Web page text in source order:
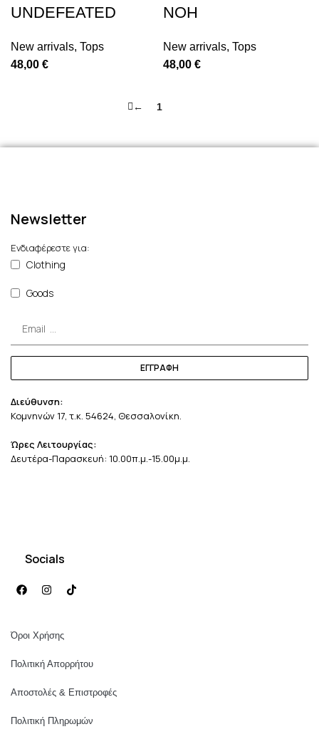
UNDEFEATED
New arrivals, Tops
48,00 €
NOH
New arrivals, Tops
48,00 €
← 1
Newsletter
Ενδιαφέρεστε για:
Clothing
Goods
ΕΓΓΡΑΦΗ
Διεύθυνση:
Κομνηνών 17, τ.κ. 54624, Θεσσαλονίκη.
Ώρες Λειτουργίας:
Δευτέρα-Παρασκευή: 10.00π.μ.-15.00μ.μ.
Socials
Όροι Χρήσης
Πολιτική Απορρήτου
Αποστολές & Επιστροφές
Πολιτική Πληρωμών